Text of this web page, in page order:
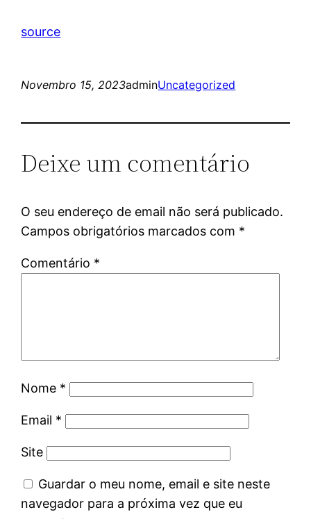
source
Novembro 15, 2023adminUncategorized
Deixe um comentário
O seu endereço de email não será publicado.
Campos obrigatórios marcados com *
Comentário *
Nome *
Email *
Site
Guardar o meu nome, email e site neste
navegador para a próxima vez que eu